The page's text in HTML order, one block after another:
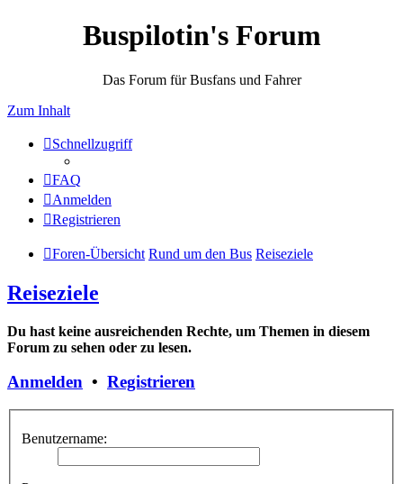
Buspilotin's Forum
Das Forum für Busfans und Fahrer
Zum Inhalt
Schnellzugriff
FAQ
Anmelden
Registrieren
Foren-Übersicht Rund um den Bus Reiseziele
Reiseziele
Du hast keine ausreichenden Rechte, um Themen in diesem
Forum zu sehen oder zu lesen.
Anmelden • Registrieren
Benutzername: